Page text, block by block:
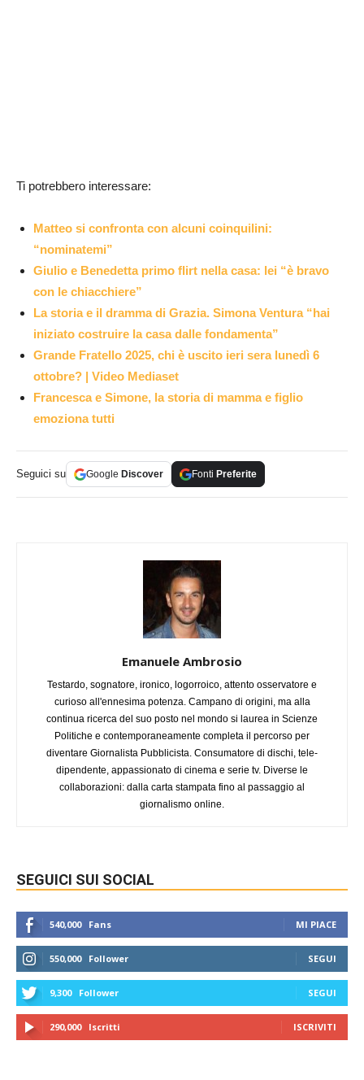
Ti potrebbero interessare:
Matteo si confronta con alcuni coinquilini:
“nominatemi”
Giulio e Benedetta primo flirt nella casa: lei “è bravo
con le chiacchiere”
La storia e il dramma di Grazia. Simona Ventura “hai
iniziato costruire la casa dalle fondamenta”
Grande Fratello 2025, chi è uscito ieri sera lunedì 6
ottobre? | Video Mediaset
Francesca e Simone, la storia di mamma e figlio
emoziona tutti
Seguici su Google Discover Fonti Preferite
Emanuele Ambrosio
Testardo, sognatore, ironico, logorroico, attento osservatore e
curioso all'ennesima potenza. Campano di origini, ma alla
continua ricerca del suo posto nel mondo si laurea in Scienze
Politiche e contemporaneamente completa il percorso per
diventare Giornalista Pubblicista. Consumatore di dischi, tele-
dipendente, appassionato di cinema e serie tv. Diverse le
collaborazioni: dalla carta stampata fino al passaggio al
giornalismo online.
SEGUICI SUI SOCIAL
540,000 Fans MI PIACE
550,000 Follower SEGUI
9,300 Follower SEGUI
290,000 Iscritti ISCRIVITI